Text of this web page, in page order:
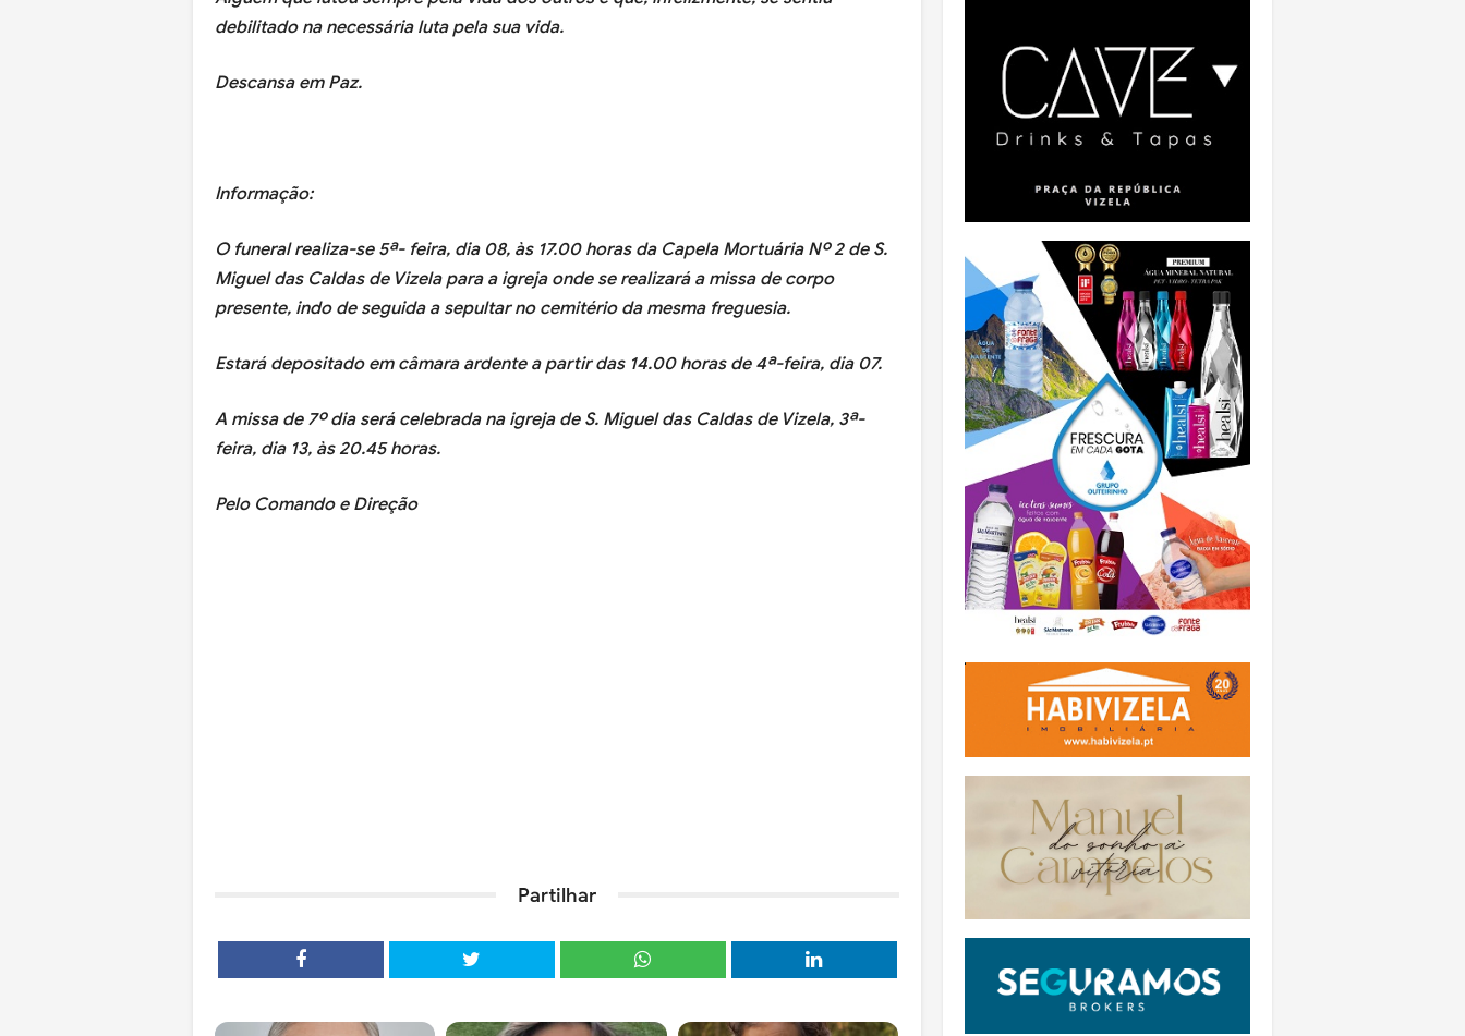
debilitado na necessária luta pela sua vida.
Descansa em Paz.
Informação:
O funeral realiza-se 5ª- feira, dia 08, às 17.00 horas da Capela Mortuária Nº 2 de S.
Miguel das Caldas de Vizela para a igreja onde se realizará a missa de corpo
presente, indo de seguida a sepultar no cemitério da mesma freguesia.
Estará depositado em câmara ardente a partir das 14.00 horas de 4ª-feira, dia 07.
A missa de 7º dia será celebrada na igreja de S. Miguel das Caldas de Vizela, 3ª-
feira, dia 13, às 20.45 horas.
Pelo Comando e Direção
Partilhar